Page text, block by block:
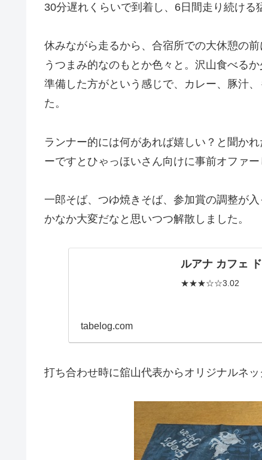
30分遅れくらいで到着し、6日間走り続ける
休みながら走るから、合宿所での大休憩の
うつまみ的なのもとか色々と。沢山食べる
準備した方がという感じで、カレー、豚汁
た。
ランナー的には何があれば嬉しい？と聞か
ーですとひゃっほいさん向けに事前オファ
一郎そば、つゆ焼きそば、参加賞の調整が
かなか大変だなと思いつつ解散しました。
ルアナ カフェ
★★★☆☆3.02
tabelog.com
打ち合わせ時に舘山代表からオリジナルネッ